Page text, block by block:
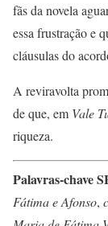
fãs da novela
essa frustração e
cláusulas do
A reviravolta
de que, em Vale
riqueza.
Palavras-chave
Fátima e Afonso,